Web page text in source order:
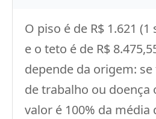
O piso é de R$ 1.621
e o teto é de R$
depende da origem:
de trabalho ou doença
valor é 100% da média